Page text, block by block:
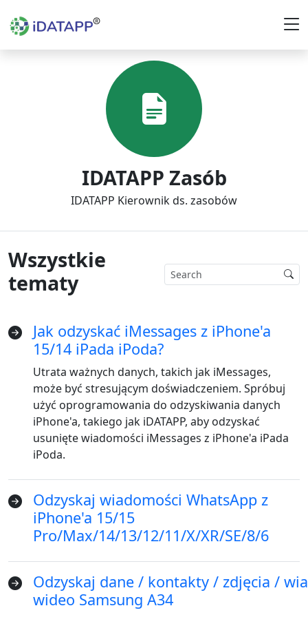
IDATAPP Zasób
IDATAPP Kierownik ds. zasobów
Wszystkie
tematy
Jak odzyskać iMessages z iPhone'a
15/14 iPada iPoda?
Utrata ważnych danych, takich jak iMessages,
może być stresującym doświadczeniem. Spróbuj
użyć oprogramowania do odzyskiwania danych
iPhone'a, takiego jak iDATAPP, aby odzyskać
usunięte wiadomości iMessages z iPhone'a iPada
iPoda.
Odzyskaj wiadomości WhatsApp z
iPhone'a 15/15
Pro/Max/14/13/12/11/X/XR/SE/8/6
Odzyskaj dane / kontakty / zdjęcia /
wideo Samsung A34